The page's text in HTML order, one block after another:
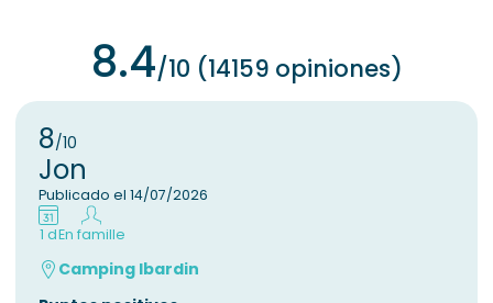
8.4/10 (14159 opiniones)
8/10
Jon
Publicado el 14/07/2026
1 dEn famille
Camping Ibardin